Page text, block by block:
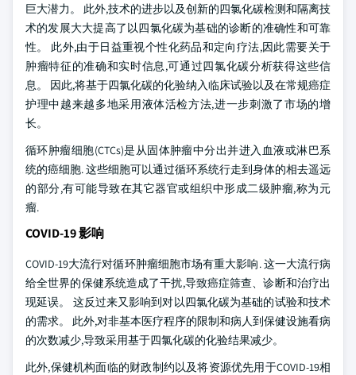
巨大潜力。 此外,技术的进步以及创新的四氯化碳检测和隔离技
术的发展大大提高了以四氯化碳为基础的诊断的准确性和可靠
性。 此外,由于日益重视个性化药品和定向疗法,因此需要关于
肿瘤特征的准确和实时信息,可通过四氯化碳分析获得这些信
息。 因此,将基于四氯化碳的化验纳入临床试验以及在常规癌症
护理中越来越多地采用液体活检方法,进一步刺激了市场的增
长。
循环肿瘤细胞(CTCs)是从固体肿瘤中分出并进入血液或淋巴系
统的癌细胞. 这些细胞可以通过循环系统行走到身体的相去遥远
的部分,有可能导致在其它器官或组织中形成二级肿瘤,称为元
瘤.
COVID-19 影响
COVID-19大流行对循环肿瘤细胞市场有重大影响. 这一大流行病
给全世界的保健系统造成了干扰,导致癌症筛查、诊断和治疗出
现延误。 这反过来又影响到对以四氯化碳为基础的试验和技术
的需求。 此外,对非基本医疗程序的限制和病人到保健设施看病
的次数减少,导致采用基于四氯化碳的化验结果减少。
此外,保健机构面临的财政制约以及将资源优先用于COVID-19相